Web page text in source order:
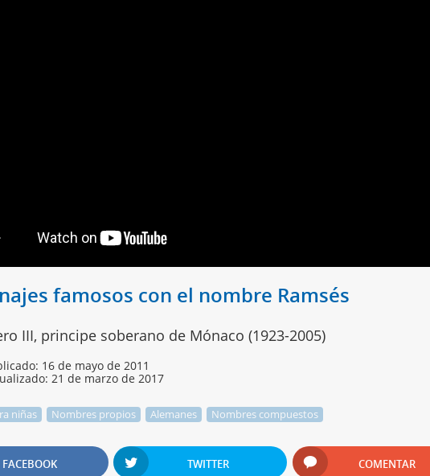
famosos con el nombre Ramsés
III, principe soberano de Mónaco (1923-2005)
16 de mayo de 2011
21 de marzo de 2017
niñas Nombres propios Alemanes Nombres compuestos
FACEBOOK TWITTER COMENTAR